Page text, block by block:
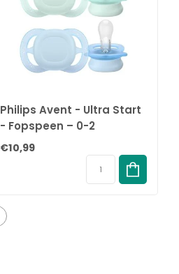
Philips Avent - Ultra Start
- Fopspeen – 0-2
maanden – Groen/Blauw
€10,99